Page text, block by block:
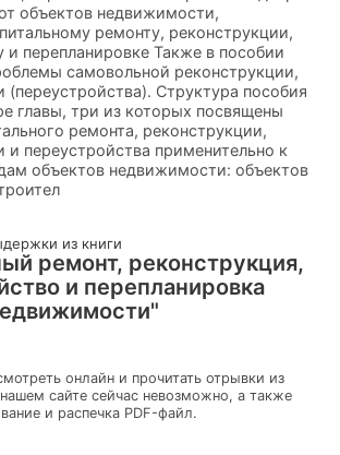
объектов недвижимости,
ремонту, реконструкции,
и перепланировке Также в пособии
самовольной реконструкции,
(переустройства). Структура пособия
главы, три из которых посвящены
ремонта, реконструкции,
и переустройства применительно к
объектов недвижимости: объектов
из книги
ремонт, реконструкция,
и перепланировка
онлайн и прочитать отрывки из
сайте сейчас невозможно, а также
и распечка PDF-файл.